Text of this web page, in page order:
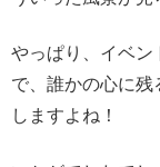
やっぱり、イベン
で、誰かの心に残
しますよね！